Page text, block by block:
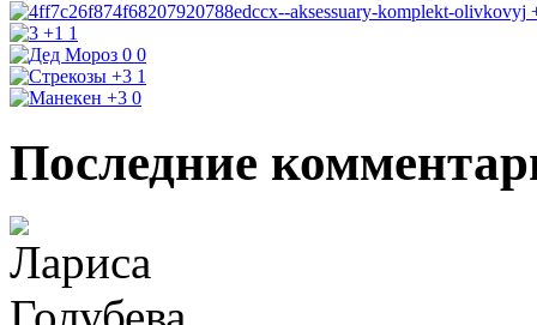
+1 1
0 0
+3 1
+3 0
Последние